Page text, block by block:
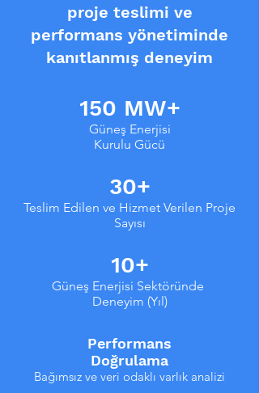
proje teslimi ve
performans yönetiminde
kanıtlanmış deneyim
150 MW+
Güneş Enerjisi
Kurulu Gücü
30+
Teslim Edilen ve Hizmet Verilen Proje
Sayısı
10+
Güneş Enerjisi Sektöründe
Deneyim (Yıl)
Performans
Doğrulama
Bağımsız ve veri odaklı varlık analizi